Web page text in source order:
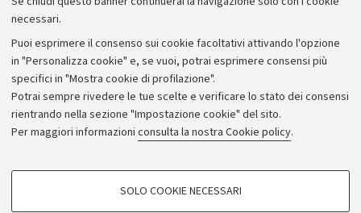
necessari.
Puoi esprimere il consenso sui cookie facoltativi attivando l'opzione
in "Personalizza cookie" e, se vuoi, potrai esprimere consensi più
specifici in "Mostra cookie di profilazione".
Potrai sempre rivedere le tue scelte e verificare lo stato dei consensi
rientrando nella sezione "Impostazione cookie" del sito.
Per maggiori informazioni consulta la nostra Cookie policy.
COOKIE DI PROFILAZIONE - FACOLTATIVI
SOLO COOKIE NECESSARI
Archivio
Comunicati stampa
Redazione
Rassegna stampa